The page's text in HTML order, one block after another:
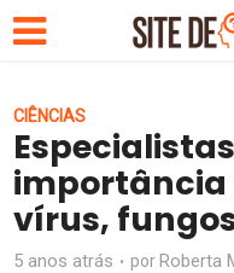
CIÊNCIAS
importância
vírus,
5 anos atrás por Roberta